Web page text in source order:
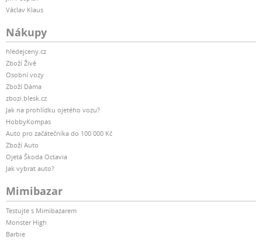
Václav Klaus
Nákupy
hledejceny.cz
Zboží Živě
Osobní vozy
Zboží Dáma
zbozi.blesk.cz
Jak na prohlídku ojetého vozu?
HobbyKompas
Auto pro začátečníka do 100 000 Kč
Zboží Auto
Ojetá Škoda Octavia
Jak vybrat auto?
Mimibazar
Testujte s Mimibazarem
Monster High
Barbie